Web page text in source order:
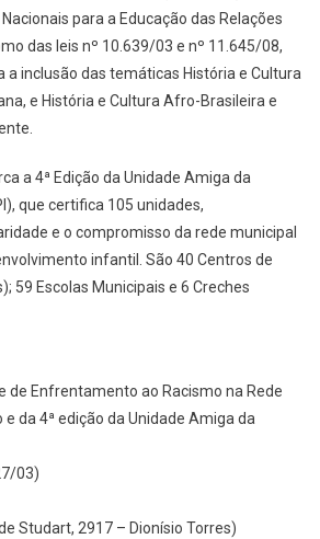
para a Educação das Relações
das leis nº 10.639/03 e nº 11.645/08,
inclusão das temáticas História e Cultura
e História e Cultura Afro-Brasileira e
a 4ª Edição da Unidade Amiga da
que certifica 105 unidades,
e o compromisso da rede municipal
infantil. São 40 Centros de
59 Escolas Municipais e 6 Creches
de Enfrentamento ao Racismo na Rede
e da 4ª edição da Unidade Amiga da
03)
Studart, 2917 – Dionísio Torres)